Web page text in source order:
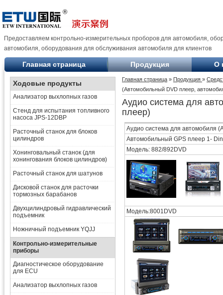
Предоставляем контрольно-измерительных проборов для автомобиля,
автомобиля, оборудования для обслуживания автомобиля для клиентов
Главная страница Продукция О
Ходовые продукты
Анализатор выхлопных газов
Стенд для испытания топливного
насоса JPS-12DBP
Расточный станок для блоков
цилиндров
Хонинговальный станок (для
хонингования блоков цилиндров)
Расточный станок для шатунов
Дисковой станок для расточки
тормозных барабанов
Двухцилиндровый гидравлический
подъемник
Ножничный подъемник YQJJ
Контрольно-измерительные
приборы
Диагностическое оборудование
для ECU
Анализатор выхлопных газов
Главная страница » Продукция »
(Автомобильный DVD плеер,
Аудио система для
плеер)
Аудио система для автомобиля
Автомобильный GPS плеер 1-
Модель: 882/892DVD
Модель:8001DVD